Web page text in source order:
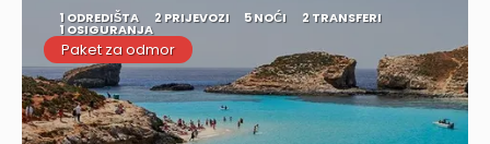
1 ODREDIŠTA 2 PRIJEVOZI 5 NOĆI 2 TRANSFERI
1 OSIGURANJA
Paket za odmor